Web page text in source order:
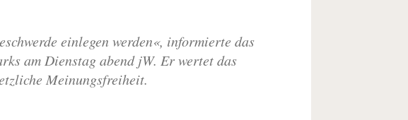
einlegen werden«, informierte das
am Dienstag abend jW. Er wertet das
Meinungsfreiheit.